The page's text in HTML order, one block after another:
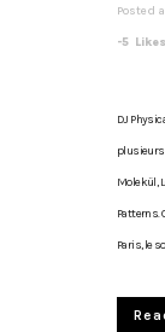
Posted
-5 Likes
DJ
plusieurs
Molekül,
Patterns.
Paris, le